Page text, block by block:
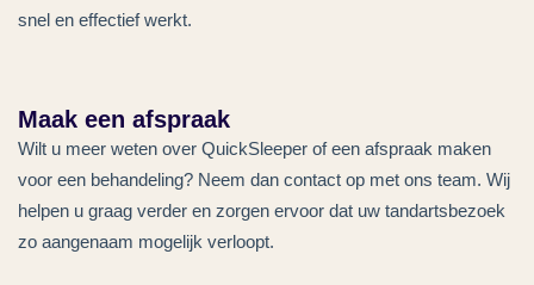
snel en effectief werkt.
Maak een afspraak
Wilt u meer weten over QuickSleeper of een afspraak maken
voor een behandeling? Neem dan contact op met ons team. Wij
helpen u graag verder en zorgen ervoor dat uw tandartsbezoek
zo aangenaam mogelijk verloopt.